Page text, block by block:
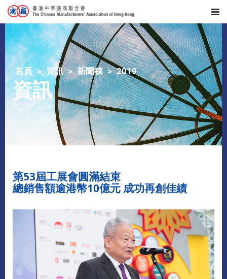
首頁 資訊 新聞稿 2019
資訊
第53屆工展會圓滿結束
總銷售額逾港幣10億元 成功再創佳績